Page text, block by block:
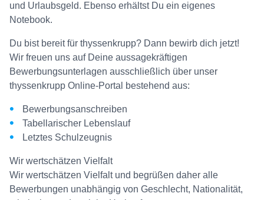
und Urlaubsgeld. Ebenso erhältst Du ein eigenes
Notebook.
Du bist bereit für thyssenkrupp? Dann bewirb dich jetzt!
Wir freuen uns auf Deine aussagekräftigen
Bewerbungsunterlagen ausschließlich über unser
thyssenkrupp Online-Portal bestehend aus:
Bewerbungsanschreiben
Tabellarischer Lebenslauf
Letztes Schulzeugnis
Wir wertschätzen Vielfalt
Wir wertschätzen Vielfalt und begrüßen daher alle
Bewerbungen unabhängig von Geschlecht, Nationalität,